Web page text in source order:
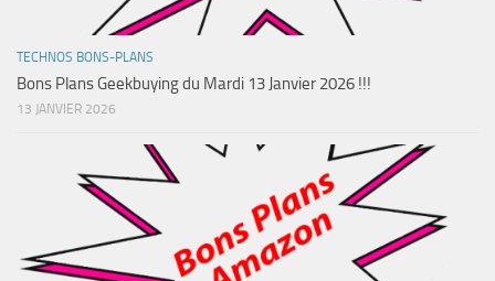
TECHNOS BONS-PLANS
Bons Plans Geekbuying du Mardi 13 Janvier 2026 !!!
13 JANVIER 2026